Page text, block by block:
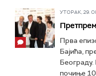
УТОРАК, 29.
Прва
Бајића,
почиње